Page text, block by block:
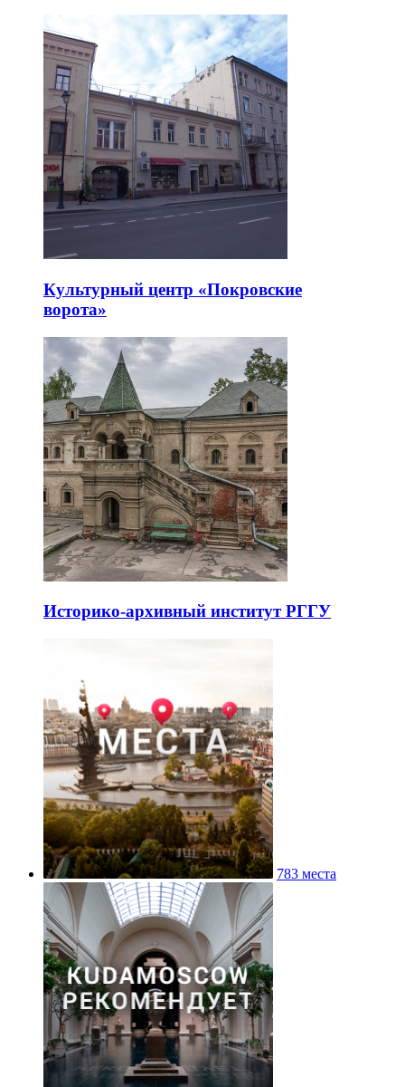
Культурный центр «Покровские
ворота»
Историко-архивный институт РГГУ
783 места